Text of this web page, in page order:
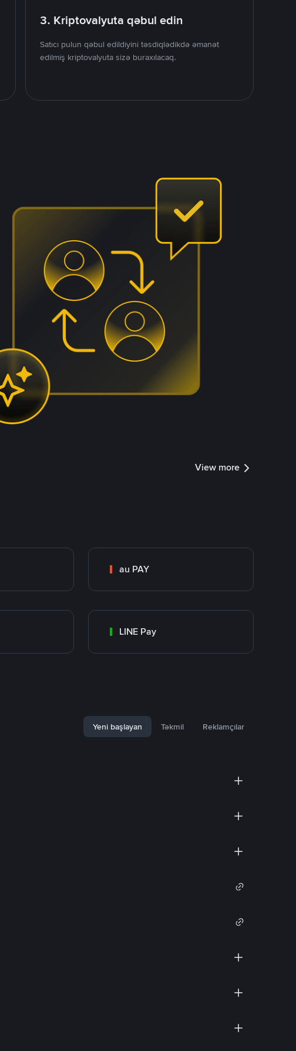
3. Kriptovalyuta qəbul edin
Satıcı pulun qəbul edildiyini təsdiqlədikdə əmanət
edilmiş kriptovalyuta sizə buraxılacaq.
View more
au PAY
LINE Pay
Yeni başlayan Təkmil Reklamçılar